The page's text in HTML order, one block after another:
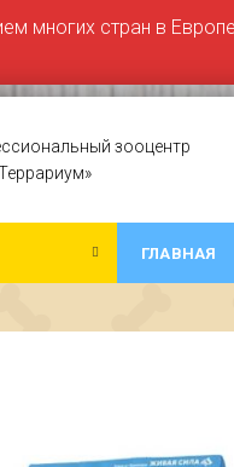
зооцентр
ГЛАВНАЯ
многих стран в